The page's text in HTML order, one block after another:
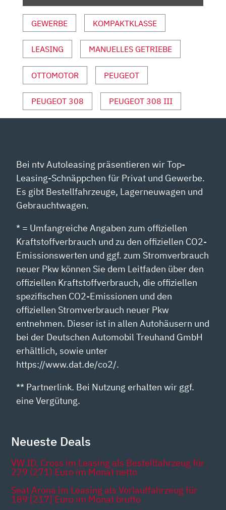
|
FAHRBERICHT
|
HYBRID
LINE“
VON
YOUTUBE
GEWERBE KOMPAKTKLASSE
LEASING MANUELLES GETRIEBE
OTTOMOTOR PEUGEOT
PEUGEOT 308 PEUGEOT 308 III
Bei ntv Autoleasing präsentieren wir Top-
Leasing-Schnäppchen für Privat und Gewerbe.
Es gibt Bestellfahrzeuge, Lagerneuwagen und
Gebrauchtwagen.
* = Umfangreiche Angaben zum offiziellen
Kraftstoffverbrauch und zu den offiziellen CO2-
Emissionswerten und ggf. zum Stromverbrauch
neuer Pkw können Sie dem Leitfaden über den
offiziellen Kraftstoffverbrauch, die offiziellen
spezifischen CO2-Emissionen und den
offiziellen Stromverbrauch neuer Pkw
entnehmen. Dieser ist in allen Autohäusern und
bei der Deutschen Automobil Treuhand GmbH
erhältlich, sowie unter
https://www.dat.de/co2/.
** Partnerlink. Bei Nutzung erhalten wir ggf.
eine Vergütung.
Neueste Deals
VW ID. Cross im Leasing als Bestellfahrzeug für
229 (271) Euro im Monat netto
Seat Arona im Leasing als Vorlauffahrzeug für
189 [217] Euro im Monat brutto